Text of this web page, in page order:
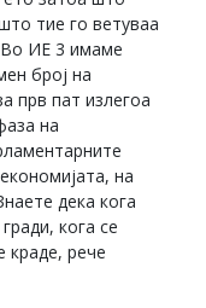
тие го ветуваа
Во ИЕ 3 имаме
број на
прв пат излегоа
на
на
дека кога
кога се
краде, рече